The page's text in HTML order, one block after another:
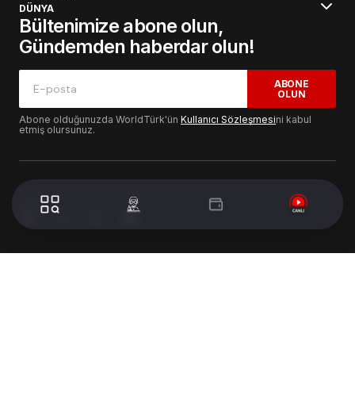
DÜNYA
Bültenimize abone olun,
Gündemden haberdar olun!
ABONE
OLUN
Abone olduğunuzda WorldTürk'ün Kullanıcı Sözleşmesini kabul
etmiş olursunuz.
© 2024 WorldTurk. Tüm Hakları Saklıdır. - Tasarım & Geliştirme :
Volion's